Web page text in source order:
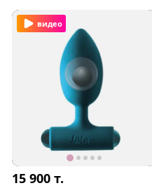
видео
15 900т.